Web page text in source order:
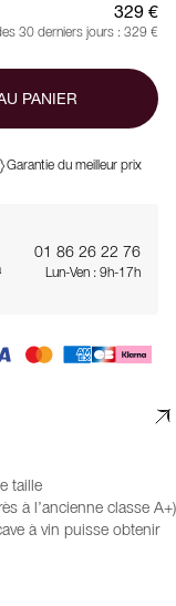
329 €
30 derniers jours : 329 €
PANIER
Garantie du meilleur prix
01 86 26 22 76
Lun-Ven : 9h-17h
taille
à l’ancienne classe A+)
à vin puisse obtenir